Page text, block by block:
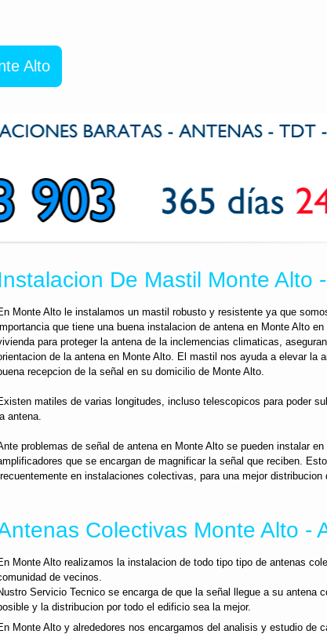
Alto
De Mastil Monte Alto
Monte Alto le instalamos un mastil robusto y resistente ya que
que tiene una buena instalacion de antena en Monte Alto
para proteger la antena de la inclemencias climaticas,
de la antena en Monte Alto. El mastil nos ayuda a elevar la
recepcion de la señal en su domicilio de Monte Alto.
matiles de varias longitudes, incluso telescopicos para poder
la antena.
problemas de señal de antena en Monte Alto se pueden instalar en
que se encargan de magnificar la señal que reciben.
en instalaciones colectivas, para una mejor distribucion
Colectivas Monte Alto -
Monte Alto realizamos la instalacion de todo tipo tipo de antenas
de vecinos.
Servicio Tecnico se encarga de que la señal llegue a su antena
y la distribucion por todo el edificio sea la mejor.
Monte Alto y alrededores nos encargamos del analisis y estudio de